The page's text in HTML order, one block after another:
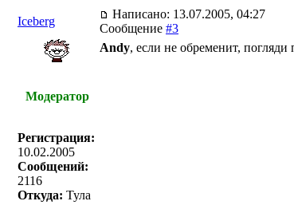
Iceberg
Написано: 13.07.2005, 04:27
Сообщение #3
Модератор
Регистрация:
10.02.2005
Сообщений:
2116
Откуда: Тула
Andy, если не обременит,